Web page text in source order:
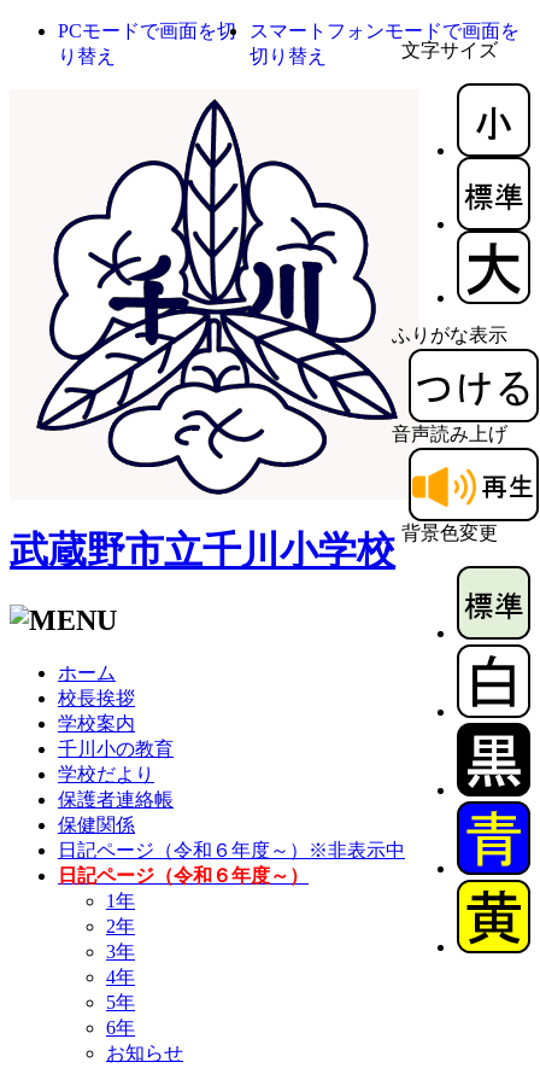
文字サイズ
ふりがな表示
音声読み上げ
背景色変更
PCモードで画面を切
り替え
スマートフォンモードで画面を
切り替え
武蔵野市立千川小学校
ホーム
校長挨拶
学校案内
千川小の教育
学校だより
保護者連絡帳
保健関係
日記ページ（令和６年度～）※非表示中
日記ページ（令和６年度～）
1年
2年
3年
4年
5年
6年
お知らせ